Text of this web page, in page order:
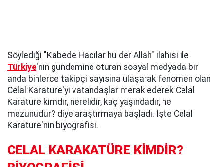
Söylediği "Kabede Hacılar hu der Allah" ilahisi ile
Türkiye'nin gündemine oturan sosyal medyada bir
anda binlerce takipçi sayısına ulaşarak fenomen olan
Celal Karatüre'yi vatandaşlar merak ederek Celal
Karatüre kimdir, nerelidir, kaç yaşındadır, ne
mezunudur? diye araştırmaya başladı. İşte Celal
Karature'nin biyografisi.
CELAL KARAKATÜRE KİMDİR?